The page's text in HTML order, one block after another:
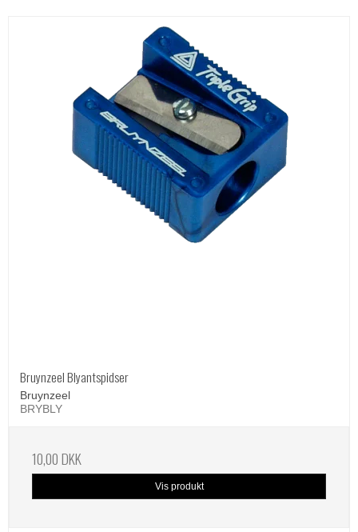
Bruynzeel Blyantspidser
Bruynzeel
BRYBLY
10,00 DKK
Vis produkt